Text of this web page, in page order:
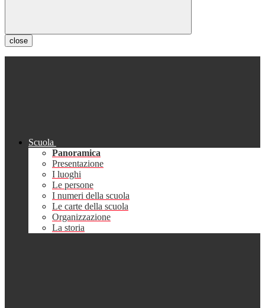
close
Scuola
Panoramica
Presentazione
I luoghi
Le persone
I numeri della scuola
Le carte della scuola
Organizzazione
La storia